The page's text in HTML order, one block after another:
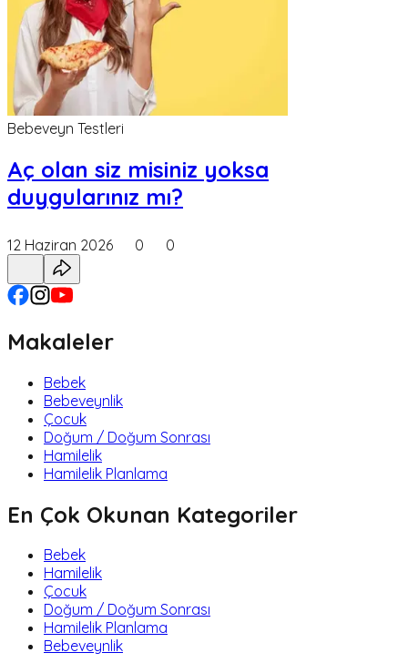
Bebeveyn Testleri
Aç olan siz misiniz yoksa
duygularınız mı?
12 Haziran 2026 0 0
Makaleler
Bebek
Bebeveynlik
Çocuk
Doğum / Doğum Sonrası
Hamilelik
Hamilelik Planlama
En Çok Okunan Kategoriler
Bebek
Hamilelik
Çocuk
Doğum / Doğum Sonrası
Hamilelik Planlama
Bebeveynlik